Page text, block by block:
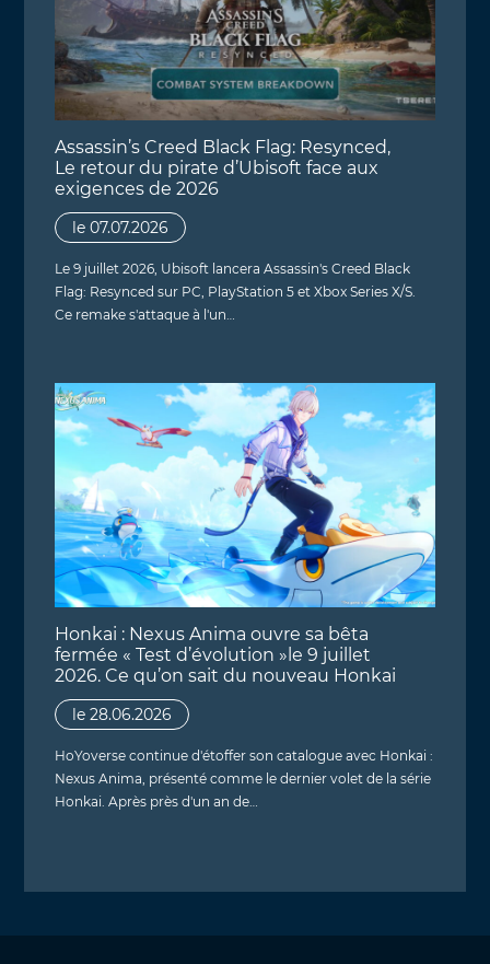
Assassin’s Creed Black Flag: Resynced,
Le retour du pirate d’Ubisoft face aux
exigences de 2026
le 07.07.2026
Le 9 juillet 2026, Ubisoft lancera Assassin's Creed Black
Flag: Resynced sur PC, PlayStation 5 et Xbox Series X/S.
Ce remake s'attaque à l'un…
Honkai : Nexus Anima ouvre sa bêta
fermée « Test d’évolution »le 9 juillet
2026. Ce qu’on sait du nouveau Honkai
le 28.06.2026
HoYoverse continue d'étoffer son catalogue avec Honkai :
Nexus Anima, présenté comme le dernier volet de la série
Honkai. Après près d'un an de…